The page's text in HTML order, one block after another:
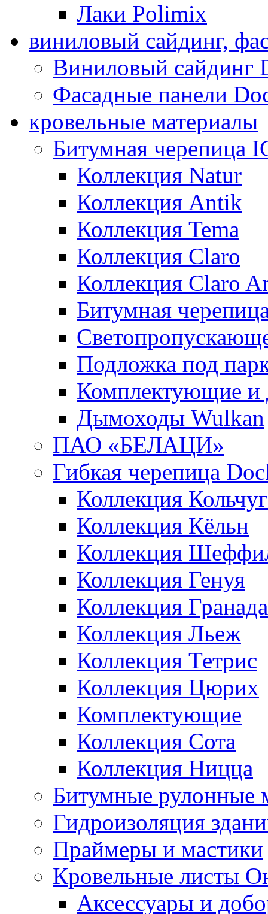
Лаки Polimix
виниловый сайдинг,
Виниловый сайдинг
Фасадные панели
кровельные материалы
Битумная черепица
Коллекция Natur
Коллекция Antik
Коллекция Tema
Коллекция Claro
Коллекция Claro
Битумная
Подложка под
Комплектующие и
Дымоходы Wulkan
ПАО «БЕЛАЦИ»
Гибкая черепица
Коллекция
Коллекция Кёльн
Коллекция
Коллекция Генуя
Коллекция Гранада
Коллекция Льеж
Коллекция Тетрис
Коллекция Цюрих
Комплектующие
Коллекция Сота
Коллекция Ницца
Битумные рулонные
Гидроизоляция
Праймеры и мастики
Кровельные листы
Аксессуары и